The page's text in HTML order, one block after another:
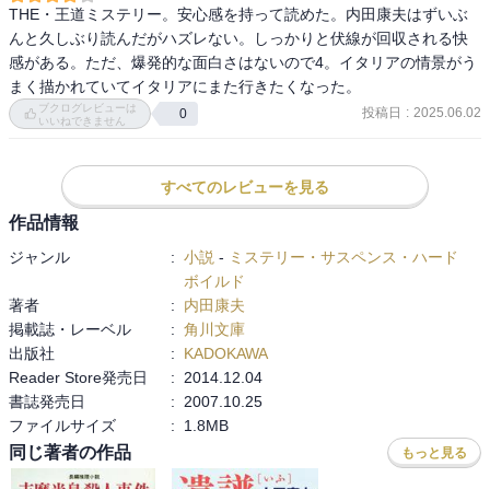
THE・王道ミステリー。安心感を持って読めた。内田康夫はずいぶ
んと久しぶり読んだがハズレない。しっかりと伏線が回収される快
感がある。ただ、爆発的な面白さはないので4。イタリアの情景がう
まく描かれていてイタリアにまた行きたくなった。
ブクログレビューは
いいねできません
0 投稿日 : 2025.06.02
すべてのレビューを見る
作品情報
ジャンル : 小説 - ミステリー・サスペンス・ハード
ボイルド
著者
:
内田康夫
掲載誌・レーベル
: 角川文庫
出版社
:
KADOKAWA
Reader Store発売日
:
2014.12.04
書誌発売日
:
2007.10.25
ファイルサイズ
: 1.8MB
同じ著者の作品 もっと見る